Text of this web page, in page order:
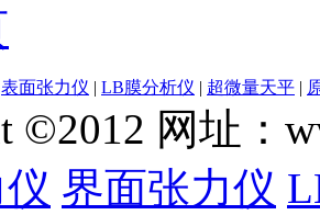
表面张力仪 | LB膜分析仪 | 超微量天平 |
©2012 网址：
界面张力仪